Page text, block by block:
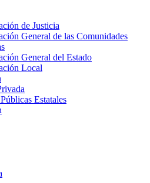
de Justicia
General de las Comunidades
General del Estado
Local
Estatales